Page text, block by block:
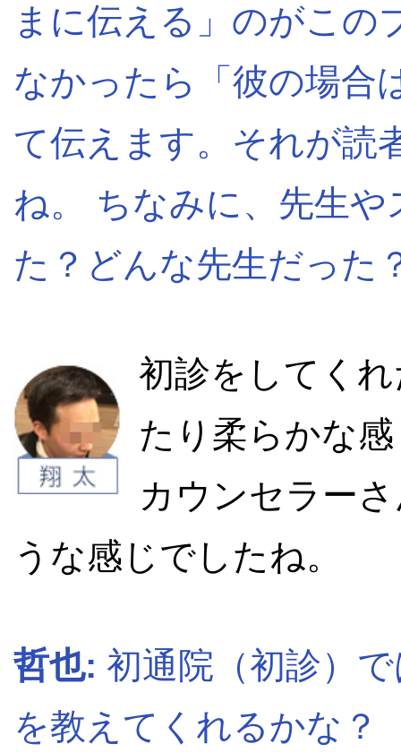
まに伝える」のがこの
なかったら「彼の場合
て伝えます。それが読
ね。 ちなみに、先生
た？どんな先生だった
初診をしてく
たり柔らかな
カウンセラー
うな感じでしたね。
哲也: 初通院（初診）
を教えてくれるかな？